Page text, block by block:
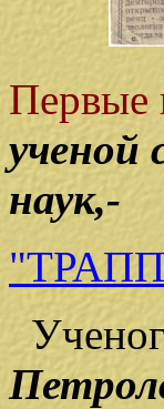
Первые
ученой
наук,-